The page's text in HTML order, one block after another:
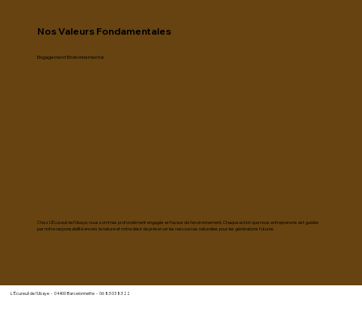
Nos Valeurs Fondamentales
Engagement Environnemental
Chez L'Écureuil de l'Ubaye, nous sommes profondément engagés en faveur de l'environnement. Chaque action que nous entreprenons est guidée
par notre responsabilité envers la nature et notre désir de préserver les ressources naturelles pour les générations futures.
L'Écureuil de l'Ubaye - 04400 Barcelonnette - 06 83 03 83 22